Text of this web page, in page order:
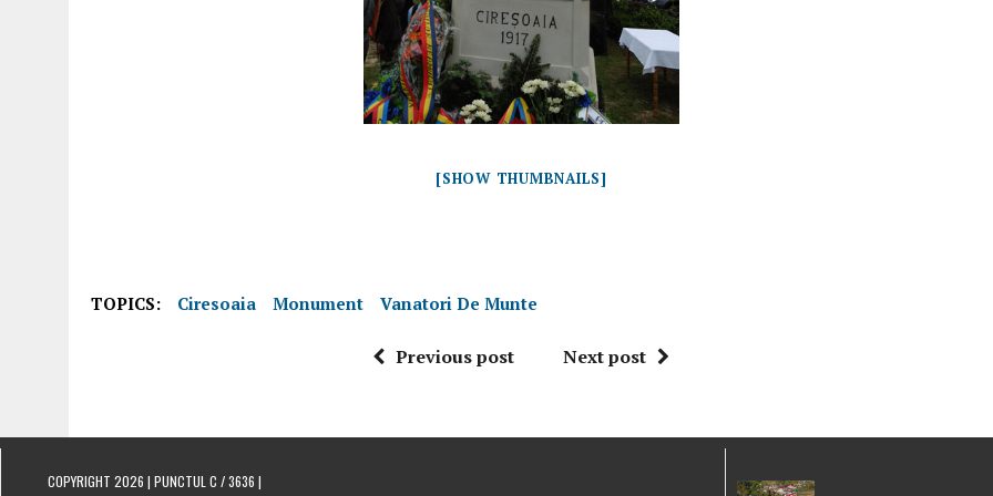
[SHOW THUMBNAILS]
TOPICS: Ciresoaia Monument Vanatori De Munte
Previous post Next post
COPYRIGHT 2026 | PUNCTUL C / 3636 |